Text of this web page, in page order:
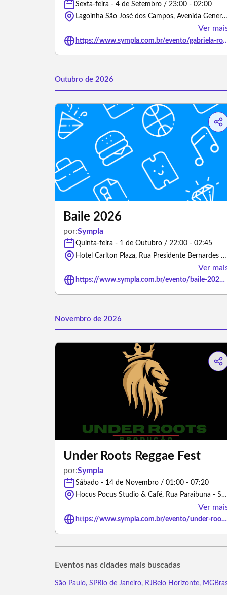
Sexta-feira - 4 de Setembro / 23:00 - 02:00
Lagoinha São José dos Campos, Avenida General Motors - São José dos Campos/São Paulo
Ver
https://www.sympla.com.br/evento/gabriela-rocha-e-raquel-lima-
Outubro de 2026
Baile 2026
por:Sympla
Quinta-feira - 1 de Outubro / 22:00 - 02:45
Hotel Carlton Plaza, Rua Presidente Bernardes - São José dos Campos/São Paulo
Ver
https://www.sympla.com.br/evento/baile-2026/3181450
Novembro de 2026
Under Roots Reggae Fest
por:Sympla
Sábado - 14 de Novembro / 01:00 - 07:20
Hocus Pocus Studio & Café, Rua Paraibuna - São José dos Campos/São Paulo
Ver
https://www.sympla.com.br/evento/under-roots-reggae-fest/3477502
Eventos nas cidades mais buscadas
São Paulo, SPRio de Janeiro, RJ Belo Horizonte, MG